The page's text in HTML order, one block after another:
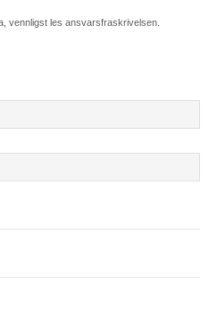
vennligst les ansvarsfraskrivelsen.